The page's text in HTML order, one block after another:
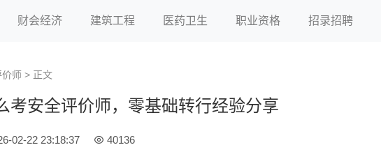
财会经济 建筑工程 医药卫生 职业资格 招录招聘
价师 > 正文
考安全评价师，零基础转行经验分享
02-22 23:18:37 40136